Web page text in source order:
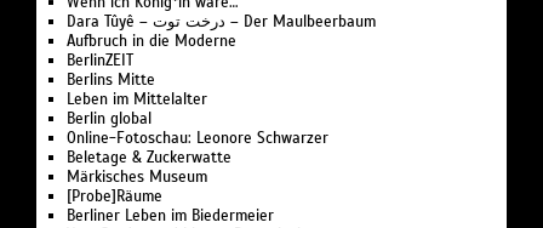
Dara Tûyê – درخت توت – Der Maulbeerbaum
Aufbruch in die Moderne
BerlinZEIT
Berlins Mitte
Leben im Mittelalter
Berlin global
Online-Fotoschau: Leonore Schwarzer
Beletage & Zuckerwatte
Märkisches Museum
[Probe]Räume
Berliner Leben im Biedermeier